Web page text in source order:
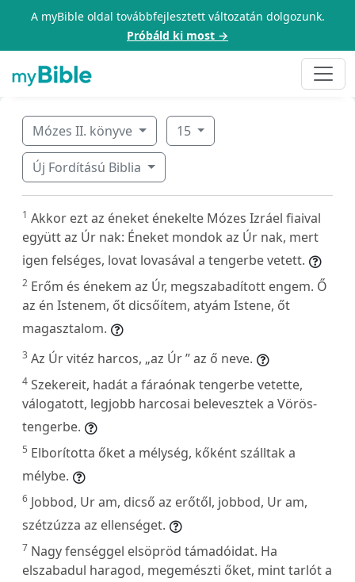
A myBible oldal továbbfejlesztett változatán dolgozunk.
Próbáld ki most →
Mózes II. könyve 15
Új Fordítású Biblia
1 Akkor ezt az éneket énekelte Mózes Izráel fiaival
együtt az Úr nak: Éneket mondok az Úr nak, mert
igen felséges, lovat lovasával a tengerbe vetett.
2 Erőm és énekem az Úr, megszabadított engem. Ő
az én Istenem, őt dicsőítem, atyám Istene, őt
magasztalom.
3 Az Úr vitéz harcos, „az Úr ” az ő neve.
4 Szekereit, hadát a fáraónak tengerbe vetette,
válogatott, legjobb harcosai belevesztek a Vörös-
tengerbe.
5 Elborította őket a mélység, kőként szálltak a
mélybe.
6 Jobbod, Ur am, dicső az erőtől, jobbod, Ur am,
szétzúzza az ellenséget.
7 Nagy fenséggel elsöpröd támadóidat. Ha
elszabadul haragod, megemészti őket, mint tarlót a